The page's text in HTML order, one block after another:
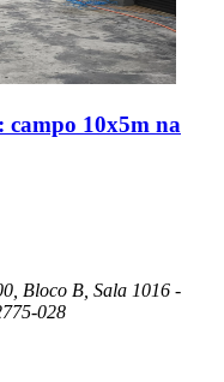
campo 10x5m na
Bloco B, Sala 1016 -
028